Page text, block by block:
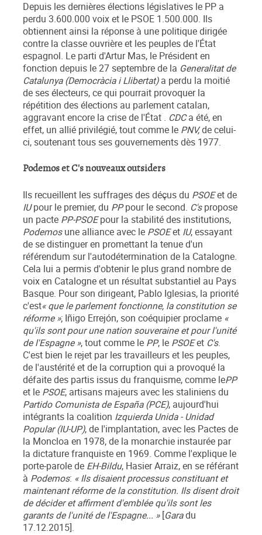
Depuis les dernières élections législatives le PP a
perdu 3.600.000 voix et le PSOE 1.500.000. Ils
obtiennent ainsi la réponse à une politique dirigée
contre la classe ouvrière et les peuples de l'État
espagnol. Le parti d'Artur Mas, le Président en
fonction depuis le 27 septembre de la Generalitat de
Catalunya (Democràcia i Llibertat)a perdu la moitié
de ses électeurs, ce qui pourrait provoquer la
répétition des élections au parlement catalan,
aggravant encore la crise de l'État . CDCa été, en
effet, un allié privilégié, tout comme le PNV,de celui-
ci, soutenant tous ses gouvernements dès 1977.
Podemos et C's nouveaux outsiders
Ils recueillent les suffrages des déçus du PSOEet de
IUpour le premier, du PPpour le second. C'spropose
un pacte PP-PSOEpour la stabilité des institutions,
Podemosune alliance avec le PSOEet IU, essayant
de se distinguer en promettant la tenue d'un
référendum sur l'autodétermination de la Catalogne.
Cela lui a permis d'obtenir le plus grand nombre de
voix en Catalogne et un résultat substantiel au Pays
Basque. Pour son dirigeant, Pablo Iglesias, la priorité
c'est« que le parlement fonctionne, la constitution se
réforme »; Iñigo Errejón, son coéquipier proclame «
qu'ils sont pour une nation souveraine et pour l'unité
de l'Espagne », tout comme le PP, le PSOEet C's.
C'est bien le rejet par les travailleurs et les peuples,
de l'austérité et de la corruption qui a provoqué la
défaite des partis issus du franquisme, comme lePP
et le PSOE, artisans majeurs avec les staliniens du
Partido Comunista de España (PCE), aujourd'hui
intégrants la coalition Izquierda Unida - Unidad
Popular (IU-UP), de l'implantation, avec les Pactes de
la Moncloa en 1978, de la monarchie instaurée par
la dictature franquiste en 1969. Comme l'explique le
porte-parole de EH-Bildu, Hasier Arraiz, en se référant
à Podemos: « Ils disaient processus constituant et
maintenant réforme de la constitution. Ils disent droit
de décider et affirment d'emblée qu'ils sont les
garants de l'unité de l'Espagne... » [Garadu
17.12.2015].